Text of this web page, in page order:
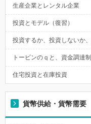
生産企業とレンタル企業
投資とモデル（復習）
投資するか、投資しないか
トービンのｑと、資金調達
住宅投資と在庫投資
貨幣供給・貨幣需要